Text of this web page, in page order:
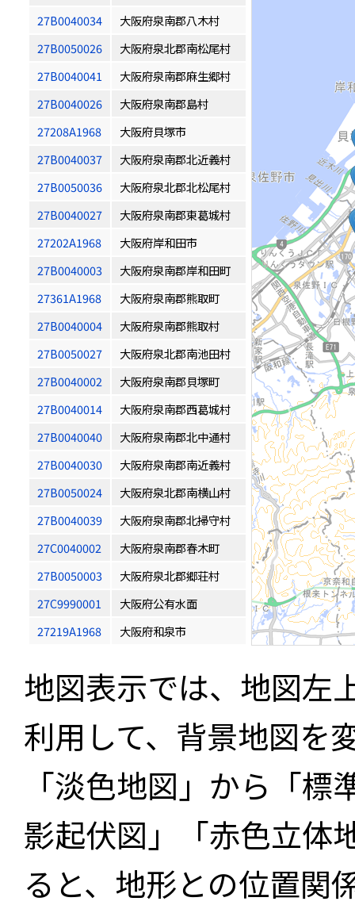
27B0040034
大阪府泉南郡八木村
27B0050026
大阪府泉北郡南松尾村
27B0040041
大阪府泉南郡麻生郷村
27B0040026
大阪府泉南郡島村
27208A1968
大阪府貝塚市
27B0040037
大阪府泉南郡北近義村
27B0050036
大阪府泉北郡北松尾村
27B0040027
大阪府泉南郡東葛城村
27202A1968
大阪府岸和田市
27B0040003
大阪府泉南郡岸和田町
27361A1968
大阪府泉南郡熊取町
27B0040004
大阪府泉南郡熊取村
27B0050027
大阪府泉北郡南池田村
27B0040002
大阪府泉南郡貝塚町
27B0040014
大阪府泉南郡西葛城村
27B0040040
大阪府泉南郡北中通村
27B0040030
大阪府泉南郡南近義村
27B0050024
大阪府泉北郡南横山村
27B0040039
大阪府泉南郡北掃守村
27C0040002
大阪府泉南郡春木町
27B0050003
大阪府泉北郡郷荘村
27C9990001
大阪府公有水面
27219A1968
大阪府和泉市
地図表示では、地図左
利用して、背景地図を
「淡色地図」から「
影起伏図」「赤色立体
ると、地形との位置関